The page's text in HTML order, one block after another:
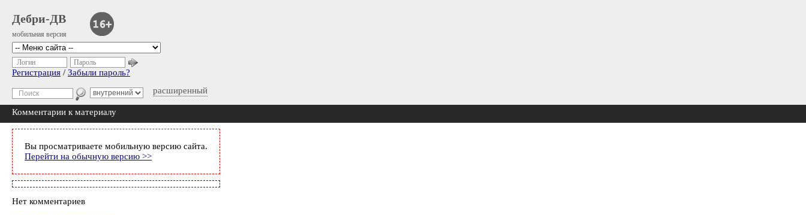
Дебри-ДВ
мобильная версия
расширенный
Логин Пароль
Регистрация / Забыли пароль?
Комментарии к материалу
Вы просматриваете мобильную версию сайта.
Перейти на обычную версию >>
Нет комментариев